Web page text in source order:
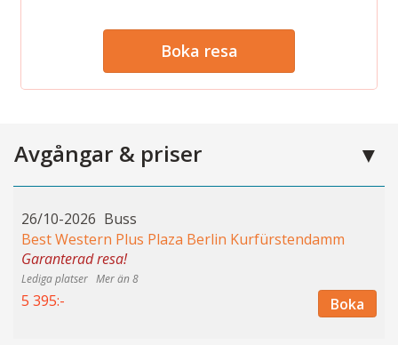
Boka resa
Avgångar & priser
26/10-2026 Buss
Best Western Plus Plaza Berlin Kurfürstendamm
Garanterad resa!
Mer än 8
5 395:- Boka